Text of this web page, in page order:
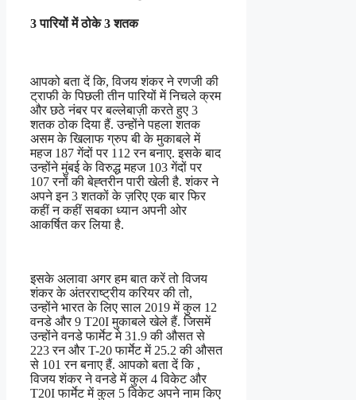
3 पारियों में ठोके 3 शतक
आपको बता दें कि, विजय शंकर ने रणजी की
ट्राफी के पिछली तीन पारियों में निचले क्रम
और छठे नंबर पर बल्लेबाज़ी करते हुए 3
शतक ठोक दिया हैं. उन्होंने पहला शतक
असम के खिलाफ ग्रुप बी के मुकाबले में
महज 187 गेंदों पर 112 रन बनाए. इसके बाद
उन्होंने मुंबई के विरुद्ध महज 103 गेंदों पर
107 रनों की बेह्तरीन पारी खेली है. शंकर ने
अपने इन 3 शतकों के ज़रिए एक बार फिर
कहीं न कहीं सबका ध्यान अपनी ओर
आकर्षित कर लिया है.
इसके अलावा अगर हम बात करें तो विजय
शंकर के अंतरराष्ट्रीय करियर की तो,
उन्होंने भारत के लिए साल 2019 में कुल 12
वनडे और 9 T20I मुकाबले खेले हैं. जिसमें
उन्होंने वनडे फार्मेट मे 31.9 की औसत से
223 रन और T-20 फार्मेट में 25.2 की औसत
से 101 रन बनाए हैं. आपको बता दें कि ,
विजय शंकर ने वनडे में कुल 4 विकेट और
T20I फार्मेट में कुल 5 विकेट अपने नाम किए